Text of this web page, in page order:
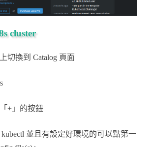
cluster
切換到 Catalog 頁面
+」的按鈕
並且有設定好環境的可以點第一